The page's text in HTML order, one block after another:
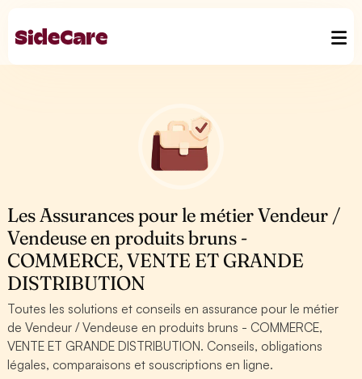
Les Assurances pour le métier Vendeur /
Vendeuse en produits bruns -
COMMERCE, VENTE ET GRANDE
DISTRIBUTION
Toutes les solutions et conseils en assurance pour le métier
de Vendeur / Vendeuse en produits bruns - COMMERCE,
VENTE ET GRANDE DISTRIBUTION. Conseils, obligations
légales, comparaisons et souscriptions en ligne.